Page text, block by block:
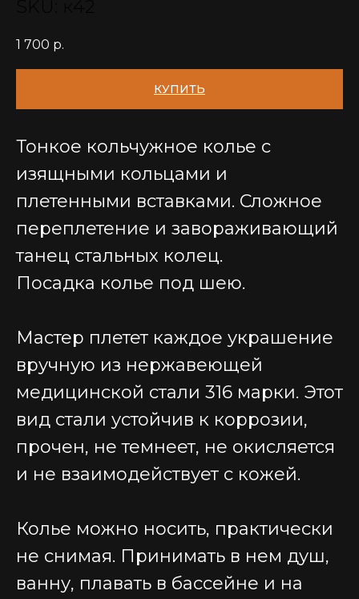
1 700 р.
КУПИТЬ
Тонкое кольчужное колье с
изящными кольцами и
плетенными вставками. Сложное
переплетение и завораживающий
танец стальных колец.
Посадка колье под шею.
Мастер плетет каждое украшение
вручную из нержавеющей
медицинской стали 316 марки. Этот
вид стали устойчив к коррозии,
прочен, не темнеет, не окисляется
и не взаимодействует с кожей.
Колье можно носить, практически
не снимая. Принимать в нем душ,
ванну, плавать в бассейне и на